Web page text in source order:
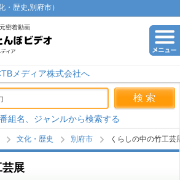
・歴史,別府市）
密着動画
メディア株式会社へ
組名、ジャンルから検索する
文化・歴史 別府市 くらしの中の竹工芸
芸展